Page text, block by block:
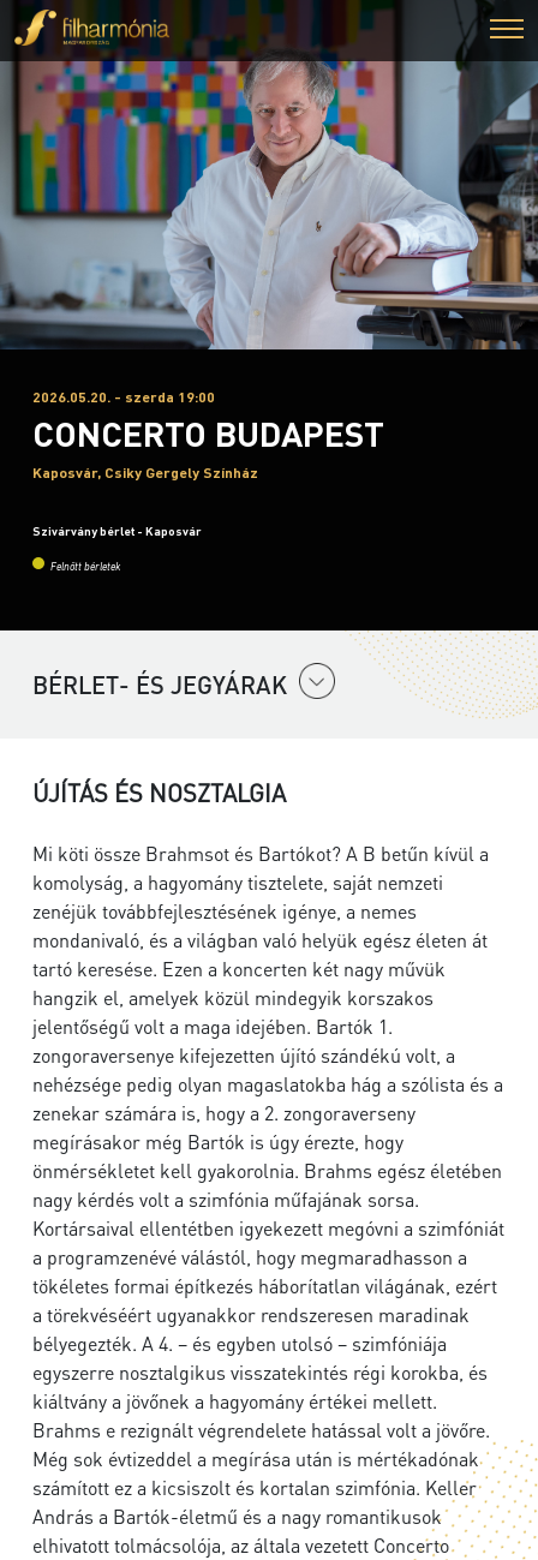
2026.05.20. - szerda 19:00
CONCERTO BUDAPEST
Kaposvár, Csiky Gergely Színház
Szivárvány bérlet - Kaposvár
Felnőtt bérletek
BÉRLET- ÉS JEGYÁRAK
ÚJÍTÁS ÉS NOSZTALGIA
Mi köti össze Brahmsot és Bartókot? A B betűn kívül a
komolyság, a hagyomány tisztelete, saját nemzeti
zenéjük továbbfejlesztésének igénye, a nemes
mondanivaló, és a világban való helyük egész életen át
tartó keresése. Ezen a koncerten két nagy művük
hangzik el, amelyek közül mindegyik korszakos
jelentőségű volt a maga idejében. Bartók 1.
zongoraversenye kifejezetten újító szándékú volt, a
nehézsége pedig olyan magaslatokba hág a szólista és a
zenekar számára is, hogy a 2. zongoraverseny
megírásakor még Bartók is úgy érezte, hogy
önmérsékletet kell gyakorolnia. Brahms egész életében
nagy kérdés volt a szimfónia műfajának sorsa.
Kortársaival ellentétben igyekezett megóvni a szimfóniát
a programzenévé válástól, hogy megmaradhasson a
tökéletes formai építkezés háborítatlan világának, ezért
a törekvéséért ugyanakkor rendszeresen maradinak
bélyegezték. A 4. – és egyben utolsó – szimfóniája
egyszerre nosztalgikus visszatekintés régi korokba, és
kiáltvány a jövőnek a hagyomány értékei mellett.
Brahms e rezignált végrendelete hatással volt a jövőre.
Még sok évtizeddel a megírása után is mértékadónak
számított ez a kicsiszolt és kortalan szimfónia. Keller
András a Bartók-életmű és a nagy romantikusok
elhivatott tolmácsolója, az általa vezetett Concerto